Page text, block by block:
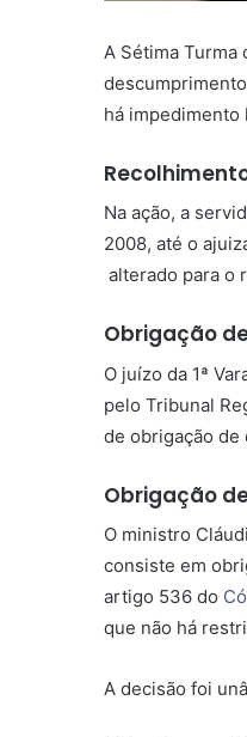
A Sétima Turma
há impedimento
Na ação, a
2008, até o
alterado para o
Obrigação
O juízo da 1ª
pelo Tribunal
de obrigação de
Obrigação
O ministro
consiste em
artigo 536 do
que não há
A decisão foi